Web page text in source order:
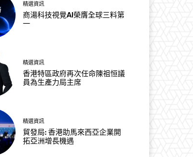
精選資訊
商湯科技視覺AI榮膺全球三料第
一
精選資訊
香港特區政府再次任命陳祖恒議
員為生產力局主席
精選資訊
貿發局: 香港助馬來西亞企業開
拓亞洲增長機遇